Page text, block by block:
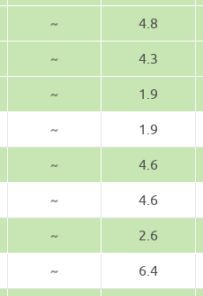
~ 4.8
~ 4.3
~ 1.9
~ 1.9
~ 4.6
~ 4.6
~ 2.6
~ 6.4